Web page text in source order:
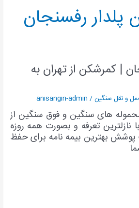
رفسنجان
| کمرشکن از تهران به
و نقل سنگین/
anisangin-admin
های سنگین و فوق سنگین از
نازلترین تعرفه و بصورت همه روزه
بهترین بیمه نامه برای حفظ